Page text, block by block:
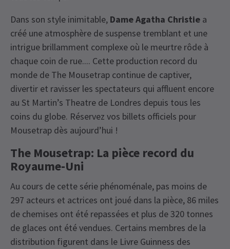
Dans son style inimitable, Dame Agatha Christie a
créé une atmosphère de suspense tremblant et une
intrigue brillamment complexe où le meurtre rôde à
chaque coin de rue.... Cette production record du
monde de The Mousetrap continue de captiver,
divertir et ravisser les spectateurs qui affluent encore
au St Martin’s Theatre de Londres depuis tous les
coins du globe. Réservez vos billets officiels pour
Mousetrap dès aujourd’hui !
The Mousetrap: La pièce record du
Royaume-Uni
Au cours de cette série phénoménale, pas moins de
297 acteurs et actrices ont joué dans la pièce, 86 miles
de chemises ont été repassées et plus de 320 tonnes
de glaces ont été vendues. Certains membres de la
distribution figurent dans le Livre Guinness des